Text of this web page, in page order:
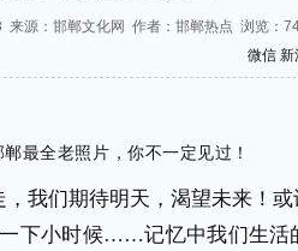
源：邯郸文化网 作者：邯郸热点 浏览：
微信 新
郸最全老照片，你不一定见过！
我们期待明天，渴望未来！或
下小时候……记忆中我们生活